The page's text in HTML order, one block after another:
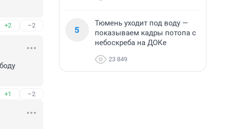
+2 –2
+1 –2
5
Тюмень уходит под воду —
показываем кадры потопа с
небоскреба на ДОКе
23 849